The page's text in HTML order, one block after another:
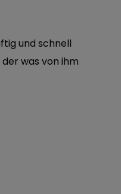
und schnell
was von ihm